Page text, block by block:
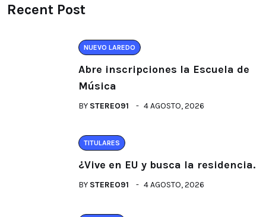
Recent Post
NUEVO LAREDO
Abre inscripciones la Escuela de
Música
BY STEREO91 4 AGOSTO, 2026
TITULARES
¿Vive en EU y busca la residencia.
BY STEREO91 4 AGOSTO, 2026